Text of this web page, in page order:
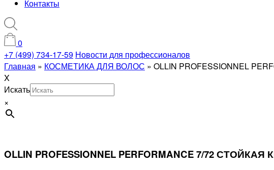
Контакты
0
+7 (499) 734-17-59 Новости для профессионалов
Главная » КОСМЕТИКА ДЛЯ ВОЛОС » OLLIN PROFESSIONNEL
X
Искать
×
OLLIN PROFESSIONNEL PERFORMANCE 7/72